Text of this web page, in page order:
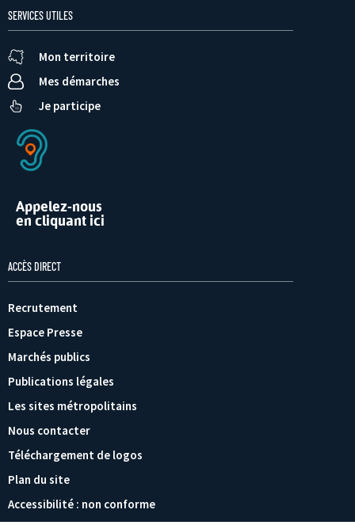
SERVICES UTILES
Mon territoire
Mes démarches
Je participe
Appelez-nous
en cliquant ici
ACCÈS DIRECT
Recrutement
Espace Presse
Marchés publics
Publications légales
Les sites métropolitains
Nous contacter
Téléchargement de logos
Plan du site
Accessibilité : non conforme